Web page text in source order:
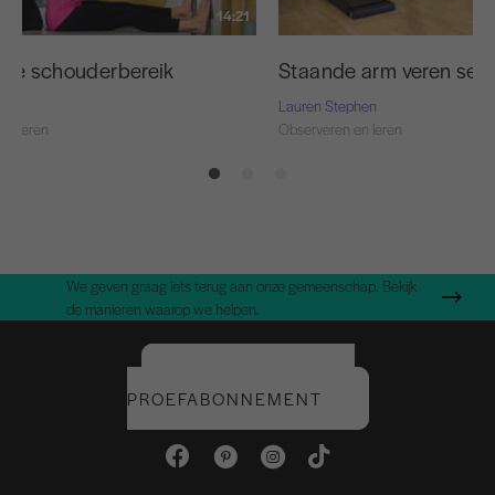
14:21
je schouderbereik
leren
Staande arm veren
Lauren Stephen
Observeren en leren
We geven graag iets terug aan onze gemeenschap. Bekijk
de manieren waarop we helpen.
PROEFABONNEMENT